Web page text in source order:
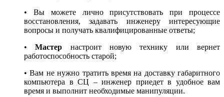
• Вы можете лично присутствовать при процессе
восстановления, задавать инженеру интересующие
вопросы и получать квалифицированные ответы;
•Мастер настроит новую технику или вернет
работоспособность старой;
• Вам не нужно тратить время на доставку габаритного
компьютера в СЦ – инженер приедет в удобное вам
время и выполнит необходимые манипуляции.